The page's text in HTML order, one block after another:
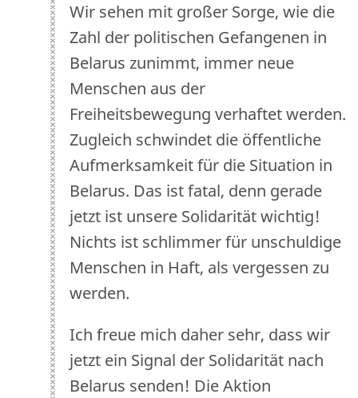
Wir sehen mit großer Sorge, wie die
Zahl der politischen Gefangenen in
Belarus zunimmt, immer neue
Menschen aus der
Freiheitsbewegung verhaftet werden.
Zugleich schwindet die öffentliche
Aufmerksamkeit für die Situation in
Belarus. Das ist fatal, denn gerade
jetzt ist unsere Solidarität wichtig!
Nichts ist schlimmer für unschuldige
Menschen in Haft, als vergessen zu
werden.
Ich freue mich daher sehr, dass wir
jetzt ein Signal der Solidarität nach
Belarus senden! Die Aktion